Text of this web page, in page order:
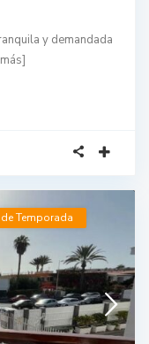
y demandada
Temporada